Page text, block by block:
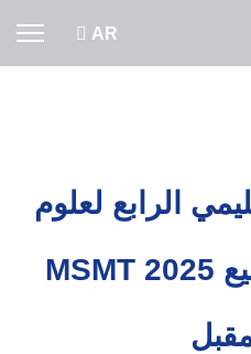
اختر لغتك
AR
الرابع لعلوم
المواد وتقنية التصنيع MSMT 2025